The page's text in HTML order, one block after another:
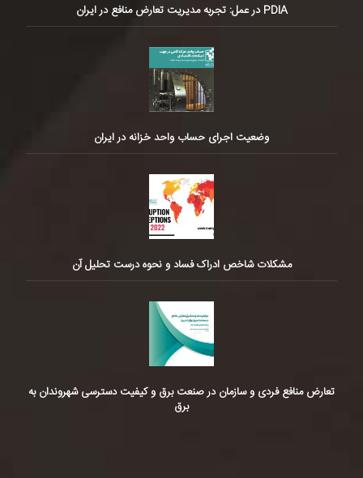
PDIA در عمل: تجربه مدیریت تعارض منافع در ایران
وضعیت اجرای حساب واحد خزانه در ایران
مشکلات شاخص ادراک فساد و نحوه درست تحلیل آن
تعارض منافع فردی و سازمان در صنعت برق و کیفیت دسترسی شهروندان به
برق